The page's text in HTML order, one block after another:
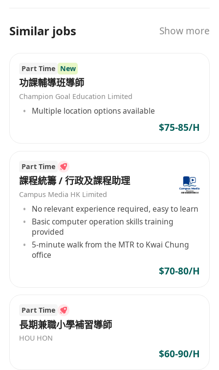
Similar jobs Show more
Part Time New
功課輔導班導師
Champion Goal Education Limited
Multiple location options available
$75-85/H
Part Time
課程統籌 / 行政及課程助理
Campus Media HK Limited
No relevant experience required, easy to learn
Basic computer operation skills training
provided
5-minute walk from the MTR to Kwai Chung
office
$70-80/H
Part Time
長期兼職小學補習導師
HOU HON
$60-90/H